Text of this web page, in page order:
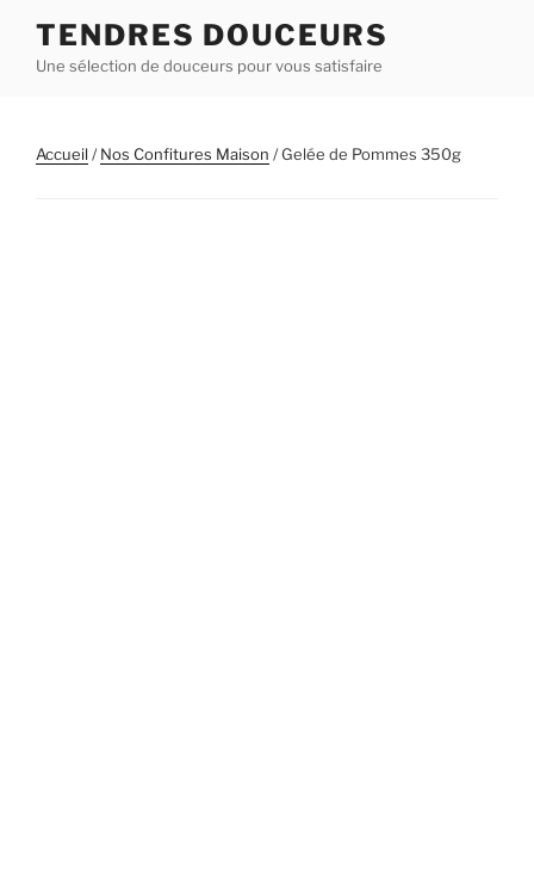
contenu
TENDRES DOUCEURS
Une sélection de douceurs pour vous satisfaire
Accueil/Nos Confitures Maison / Gelée de Pommes 350g